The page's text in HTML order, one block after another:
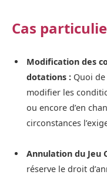
Cas
Modification des
dotations : Quoi
modifier les
ou encore d’en
circonstances
Annulation du Jeu
réserve le droit